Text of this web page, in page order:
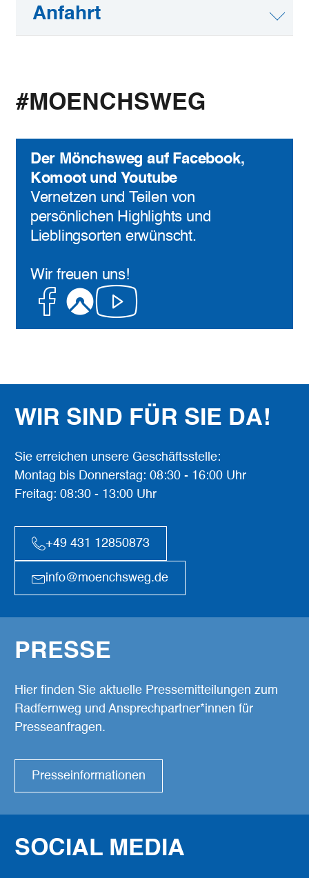
Anfahrt
#MOENCHSWEG
Der Mönchsweg auf Facebook,
Komoot und Youtube
Vernetzen und Teilen von
persönlichen Highlights und
Lieblingsorten erwünscht.
Wir freuen uns!
Facebook
KomootYoutube
WIR SIND FÜR SIE DA!
Sie erreichen unsere Geschäftsstelle:
Montag bis Donnerstag: 08:30 - 16:00 Uhr
Freitag: 08:30 - 13:00 Uhr
+49 431 12850873
info@moenchsweg.de
PRESSE
Hier finden Sie aktuelle Pressemitteilungen zum
Radfernweg und Ansprechpartner*innen für
Presseanfragen.
Presseinformationen
SOCIAL MEDIA